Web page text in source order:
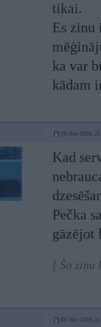
tikai.
Es zinu
ka var
kādam
09. Nov 2009,
Kad
Pečka
gāzējot
[ Šo ziņu
09. Nov 2009,